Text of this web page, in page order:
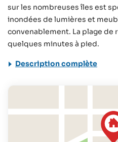
sur les nombreuses îles est
inondées de lumières et
convenablement. La plage de
quelques minutes à pied.
Description complète